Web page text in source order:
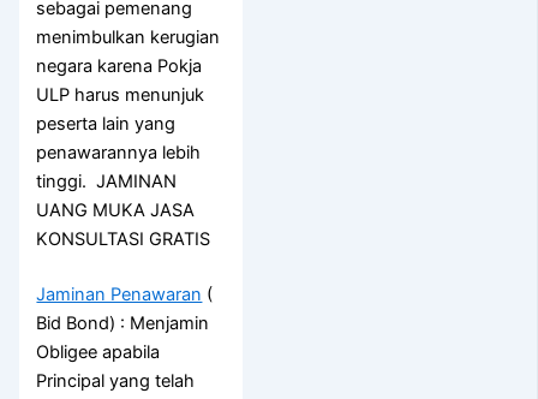
sebagai pemenang
menimbulkan kerugian
negara karena Pokja
ULP harus menunjuk
peserta lain yang
penawarannya lebih
tinggi. JAMINAN
UANG MUKA JASA
KONSULTASI GRATIS
Jaminan Penawaran (
Bid Bond) : Menjamin
Obligee apabila
Principal yang telah